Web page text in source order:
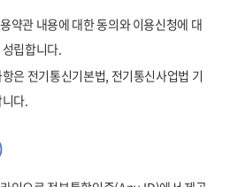
약관 내용에 대한 동의와 이용신청에 대
립합니다.
은 전기통신기본법, 전기통신사업법 기
다.